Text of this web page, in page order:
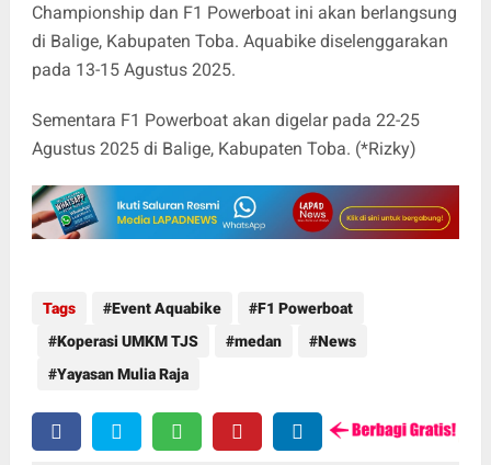
Championship dan F1 Powerboat ini akan berlangsung
di Balige, Kabupaten Toba. Aquabike diselenggarakan
pada 13-15 Agustus 2025.
Sementara F1 Powerboat akan digelar pada 22-25
Agustus 2025 di Balige, Kabupaten Toba. (*Rizky)
Tags Event Aquabike
F1 Powerboat
Koperasi UMKM TJS
medan
News
Yayasan Mulia Raja